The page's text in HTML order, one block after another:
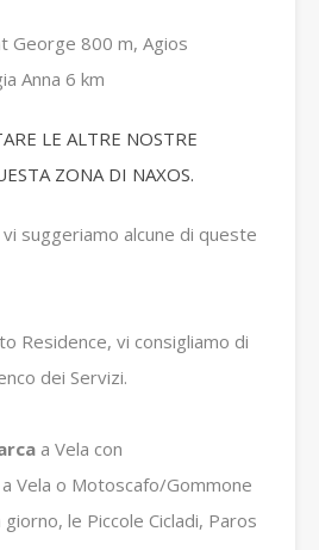
George 800 m, Agios
Anna 6 km
LE ALTRE NOSTRE
ZONA DI NAXOS.
suggeriamo alcune di queste
Residence, vi consigliamo di
dei Servizi.
a Vela con
Vela o Motoscafo/Gommone
le Piccole Cicladi, Paros